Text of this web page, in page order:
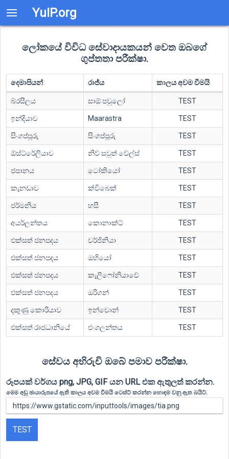
YuIP.org
ලෝකයේ විවිධ සේවාදායකයන් වෙත ඔබගේ
ගුප්තතා පරීක්ෂා.
දෙමාපියන් රාජ්ය කාලය අවම වීමයි
බ්රසීලය සාඕ පවුලෝ TEST
ඉන්දියාව Maarastra TEST
සිංගප්පූරු සිංගප්පූරු TEST
ඕස්ට්රේලියාව නිව් සවුත් වේල්ස් TEST
ජපානය ටෝකියෝ TEST
කැනඩාව ක්විබෙක් TEST
ජර්මනිය හසී TEST
අයර්ලන්තය කොනාක්ට් TEST
එක්සත් ජනපදය වර්ජිනියා TEST
එක්සත් ජනපදය ඔහියෝ TEST
එක්සත් ජනපදය කැලිෆෝනියාවේ TEST
එක්සත් ජනපදය ඔරිගන් TEST
දකුණු කොරියාව ඉන්චොන් TEST
එක්සත් රාජධානියේ එංගලන්තය TEST
සේවය අභිරුචි ඔබේ පමාව පරීක්ෂා.
රූපයක් වර්ගය png, JPG, GIF යන URL එක ඇතුලත් කරන්න.
මෙම අඩු ඡායාරූපයේ ඇති කාලය අවම වීමයි ටෙස්ට් කරන්න හොඳම වනු ඇත බයිට්.
TEST